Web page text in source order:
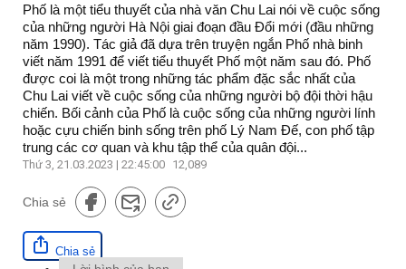
Phố là một tiểu thuyết của nhà văn Chu Lai nói về cuộc sống
của những người Hà Nội giai đoạn đầu Đổi mới (đầu những
năm 1990). Tác giả đã dựa trên truyện ngắn Phố nhà binh
viết năm 1991 để viết tiểu thuyết Phố một năm sau đó. Phố
được coi là một trong những tác phẩm đặc sắc nhất của
Chu Lai viết về cuộc sống của những người bộ đội thời hậu
chiến. Bối cảnh của Phố là cuộc sống của những người lính
hoặc cựu chiến binh sống trên phố Lý Nam Đế, con phố tập
trung các cơ quan và khu tập thể của quân đội...
Thứ 3, 21.03.2023 | 22:45:00 12,089
Chia sẻ
Chia sẻ